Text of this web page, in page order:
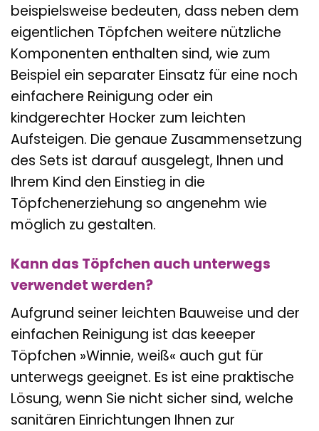
beispielsweise bedeuten, dass neben dem
eigentlichen Töpfchen weitere nützliche
Komponenten enthalten sind, wie zum
Beispiel ein separater Einsatz für eine noch
einfachere Reinigung oder ein
kindgerechter Hocker zum leichten
Aufsteigen. Die genaue Zusammensetzung
des Sets ist darauf ausgelegt, Ihnen und
Ihrem Kind den Einstieg in die
Töpfchenerziehung so angenehm wie
möglich zu gestalten.
Kann das Töpfchen auch unterwegs
verwendet werden?
Aufgrund seiner leichten Bauweise und der
einfachen Reinigung ist das keeeper
Töpfchen »Winnie, weiß« auch gut für
unterwegs geeignet. Es ist eine praktische
Lösung, wenn Sie nicht sicher sind, welche
sanitären Einrichtungen Ihnen zur